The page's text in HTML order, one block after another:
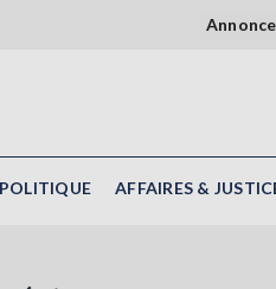
POLITIQUE AFFAIRES &